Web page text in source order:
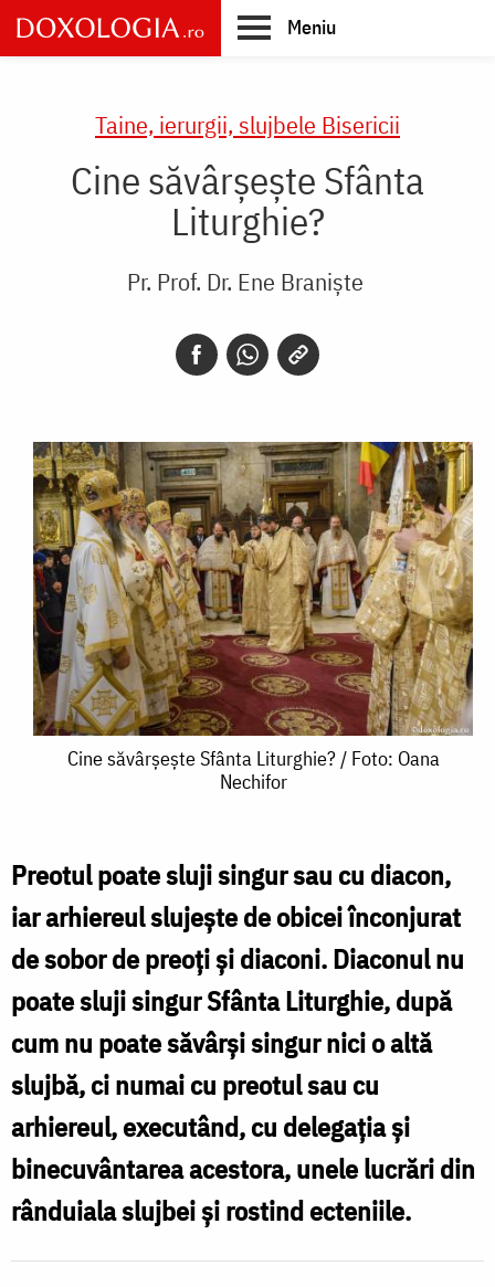
Skip
to
main
Meniu
Taine, ierurgii, slujbele Bisericii
Cine săvârșește Sfânta
Liturghie?
Pr. Prof. Dr. Ene Braniște
Cine
Liturghie?
/
Foto:
Oana
Nechifor
Cine săvârșește Sfânta Liturghie? / Foto: Oana
Nechifor
Preotul poate sluji singur sau cu diacon,
iar arhiereul slujește de obicei înconjurat
de sobor de preoți și diaconi. Diaconul nu
poate sluji singur Sfânta Liturghie, după
cum nu poate săvârși singur nici o altă
slujbă, ci numai cu preotul sau cu
arhiereul, executând, cu delegația și
binecuvântarea acestora, unele lucrări din
rânduiala slujbei și rostind ecteniile.